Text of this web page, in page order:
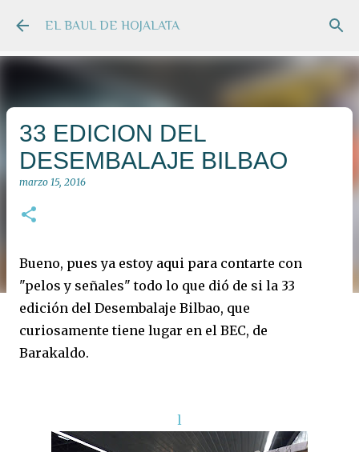
Ir al contenido principal
EL BAUL DE HOJALATA
33 EDICION DEL
DESEMBALAJE BILBAO
marzo 15, 2016
Bueno, pues ya estoy aqui para contarte con
"pelos y señales" todo lo que dió de si la 33
edición del Desembalaje Bilbao, que
curiosamente tiene lugar en el BEC, de
Barakaldo.
l